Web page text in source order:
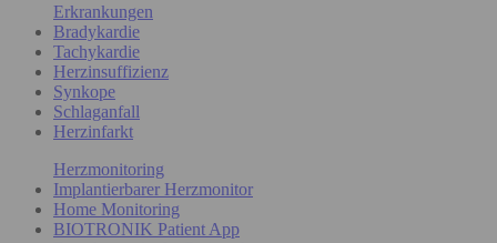
Erkrankungen
Bradykardie
Tachykardie
Herzinsuffizienz
Synkope
Schlaganfall
Herzinfarkt
Herzmonitoring
Implantierbarer Herzmonitor
Home Monitoring
BIOTRONIK Patient App